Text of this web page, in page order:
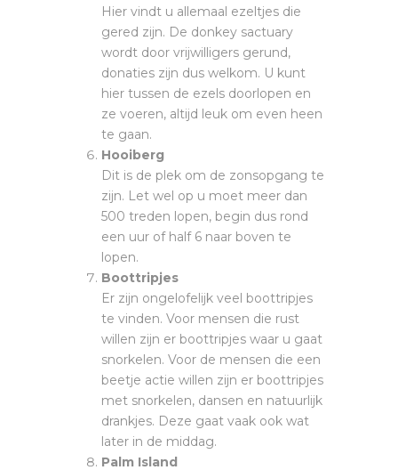
Hier vindt u allemaal ezeltjes die
gered zijn. De donkey sactuary
wordt door vrijwilligers gerund,
donaties zijn dus welkom. U kunt
hier tussen de ezels doorlopen en
ze voeren, altijd leuk om even heen
te gaan.
Hooiberg
Dit is de plek om de zonsopgang te
zijn. Let wel op u moet meer dan
500 treden lopen, begin dus rond
een uur of half 6 naar boven te
lopen.
Boottripjes
Er zijn ongelofelijk veel boottripjes
te vinden. Voor mensen die rust
willen zijn er boottripjes waar u gaat
snorkelen. Voor de mensen die een
beetje actie willen zijn er boottripjes
met snorkelen, dansen en natuurlijk
drankjes. Deze gaat vaak ook wat
later in de middag.
Palm Island